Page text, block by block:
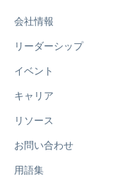
会社情報
リーダーシップ
イベント
キャリア
リソース
お問い合わせ
用語集